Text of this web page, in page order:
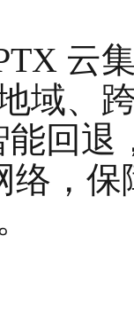
云
域、
能回
络，